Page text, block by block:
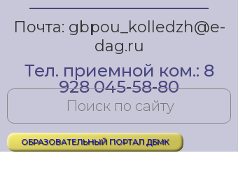
Почта: gbpou_kolledzh@e-
dag.ru
Тел. приемной ком.: 8
928 045-58-80
ОБРАЗОВАТЕЛЬНЫЙ ПОРТАЛ ДБМК